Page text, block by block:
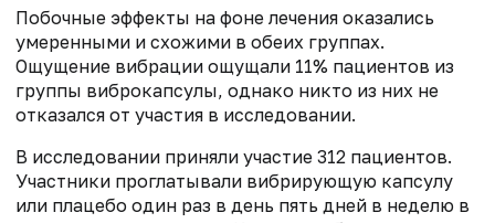
Побочные эффекты на фоне лечения оказались
умеренными и схожими в обеих группах.
Ощущение вибрации ощущали 11% пациентов из
группы виброкапсулы, однако никто из них не
отказался от участия в исследовании.
В исследовании приняли участие 312 пациентов.
Участники проглатывали вибрирующую капсулу
или плацебо один раз в день пять дней в неделю в